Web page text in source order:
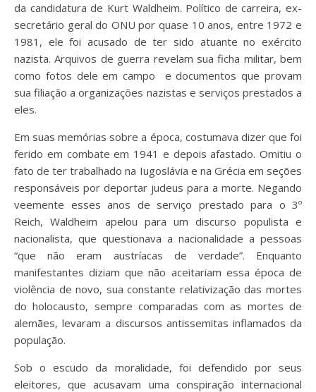
da candidatura de Kurt Waldheim. Político de carreira, ex-
secretário geral do ONU por quase 10 anos, entre 1972 e
1981, ele foi acusado de ter sido atuante no exército
nazista. Arquivos de guerra revelam sua ficha militar, bem
como fotos dele em campo e documentos que provam
sua filiação a organizações nazistas e serviços prestados a
eles.
Em suas memórias sobre a época, costumava dizer que foi
ferido em combate em 1941 e depois afastado. Omitiu o
fato de ter trabalhado na Iugoslávia e na Grécia em seções
responsáveis por deportar judeus para a morte. Negando
veemente esses anos de serviço prestado para o 3º
Reich, Waldheim apelou para um discurso populista e
nacionalista, que questionava a nacionalidade a pessoas
“que não eram austríacas de verdade”. Enquanto
manifestantes diziam que não aceitariam essa época de
violência de novo, sua constante relativização das mortes
do holocausto, sempre comparadas com as mortes de
alemães, levaram a discursos antissemitas inflamados da
população.
Sob o escudo da moralidade, foi defendido por seus
eleitores, que acusavam uma conspiração internacional